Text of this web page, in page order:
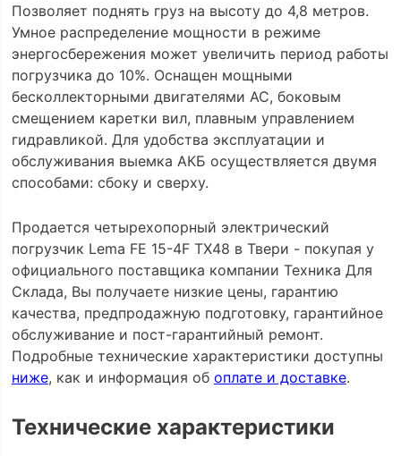
Позволяет поднять груз на высоту до 4,8 метров.
Умное распределение мощности в режиме
энергосбережения может увеличить период работы
погрузчика до 10%. Оснащен мощными
бесколлекторными двигателями АС, боковым
смещением каретки вил, плавным управлением
гидравликой. Для удобства эксплуатации и
обслуживания выемка АКБ осуществляется двумя
способами: сбоку и сверху.
Продается четырехопорный электрический
погрузчик Lema FE 15-4F TX48 в Твери - покупая у
официального поставщика компании Техника Для
Склада, Вы получаете низкие цены, гарантию
качества, предпродажную подготовку, гарантийное
обслуживание и пост-гарантийный ремонт.
Подробные технические характеристики доступны
ниже, как и информация об оплате и доставке.
Технические характеристики